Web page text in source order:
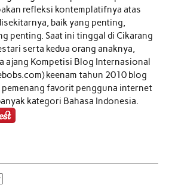
refleksi kontemplatifnya atas
baik yang penting,
penting. Saat ini tinggal di Cikarang
serta kedua orang anaknya,
ajang Kompetisi Blog Internasional
keenam tahun 2010 blog
pemenang favorit pengguna internet
kategori Bahasa Indonesia.